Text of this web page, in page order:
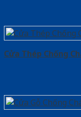
Cửa Thép Chống